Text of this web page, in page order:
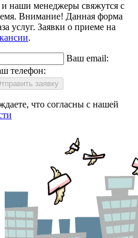
и наши менеджеры свяжутся с
Внимание! Данная форма
услуг. Заявки о приеме на
.
Ваш email:
телефон:
заявку
что согласны с нашей